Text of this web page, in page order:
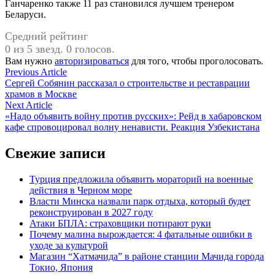
Ганчаренко также 11 раз становился лучшем тренером
Беларуси.
Средний рейтинг
0 из 5 звезд. 0 голосов.
Вам нужно авторизироваться для того, чтобы проголосовать.
Навигация
по
записям
Previous ArticlePrevious
article:
Сергей Собянин рассказал о строительстве и реставрации
храмов в Москве
Next ArticleNext
article:
«Надо объявить войну против русских»: Рейд в хабаровском
кафе спровоцировал волну ненависти. Реакция Узбекистана
Свежие записи
Турция предложила объявить мораторий на военные
действия в Черном море
Власти Минска назвали парк отдыха, который будет
реконструирован в 2027 году
Атаки БПЛА: страховщики потирают руки
Почему малина вырождается: 4 фатальные ошибки в
уходе за культурой
Магазин “Хатмачида” в районе станции Мачида города
Токио, Япония